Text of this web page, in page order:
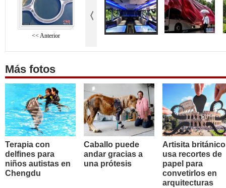
<< Anterior
Más fotos
Terapia con
delfines para
niños autistas en
Chengdu
Caballo puede
andar gracias a
una prótesis
Artisita británico
usa recortes de
papel para
convetirlos en
arquitecturas